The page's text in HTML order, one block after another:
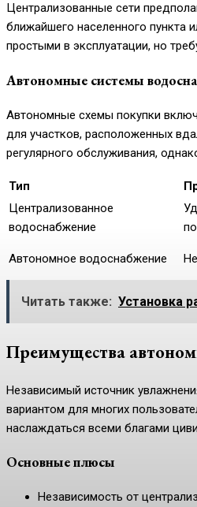
Централизованные сети
ближайшего населенного пункта
простыми в эксплуатации, но
Автономные системы
Автономные схемы покупки
для участков, расположенных
регулярного обслуживания,
Тип
Централизованное
водоснабжение
Автономное водоснабжение
Читать также: Установка
Преимущества
Независимый источник
вариантом для многих
наслаждаться всеми благами
Основные плюсы
Независимость от